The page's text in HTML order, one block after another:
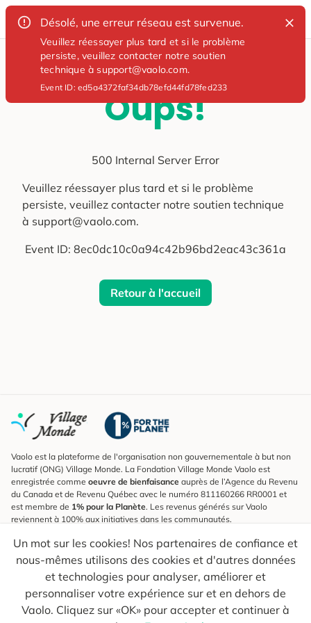
Désolé, une erreur réseau est survenue.
Veuillez réessayer plus tard et si le problème
persiste, veuillez contacter notre soutien
technique à support@vaolo.com.
Event ID:ed5a4372faf34db78efd44fd78fed233
Oups!
500 Internal Server Error
Veuillez réessayer plus tard et si le problème
persiste, veuillez contacter notre soutien technique
à support@vaolo.com.
Event ID: 8ec0dc10c0a94c42b96bd2eac43c361a
Retour à l'accueil
Un mot sur les cookies! Nos partenaires de confiance et
nous-mêmes utilisons des cookies et d'autres données
et technologies pour analyser, améliorer et
personnaliser votre expérience sur et en dehors de
Vaolo. Cliquez sur «OK» pour accepter et continuer à
Vaolo est la plateforme de l'organisation non gouvernementale à but non
lucratif (ONG) Village Monde. La Fondation Village Monde Vaolo est
enregistrée comme oeuvre de bienfaisance auprès de l’Agence du Revenu
du Canada et de Revenu Québec avec le numéro 811160266 RR0001 et
est membre de 1% pour la Planète. Les revenus générés sur Vaolo
reviennent à 100% aux initiatives dans les communautés.
S'inscrire à l'infolettre
Pour connaître les nouveautés, suivre nos explorateurs et recevoir des
astuces pour des voyages plus conscients.
Ton courriel Envoyer